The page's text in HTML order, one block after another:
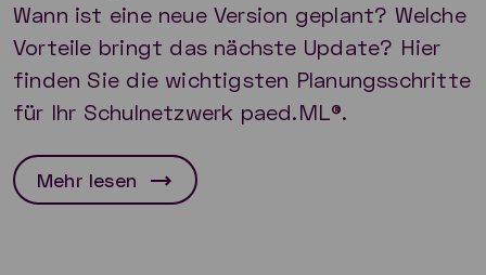
Wann ist eine neue Version geplant? Welche
Vorteile bringt das nächste Update? Hier
finden Sie die wichtigsten Planungsschritte
für Ihr Schulnetzwerk paed.ML®.
Mehr lesen